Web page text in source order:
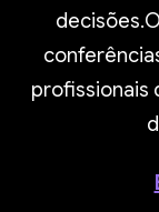
profissionais